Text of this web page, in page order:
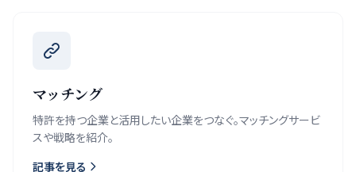
マッチング
特許を持つ企業と活用したい企業をつなぐ。マッチングサービ
スや戦略を紹介。
記事を見る